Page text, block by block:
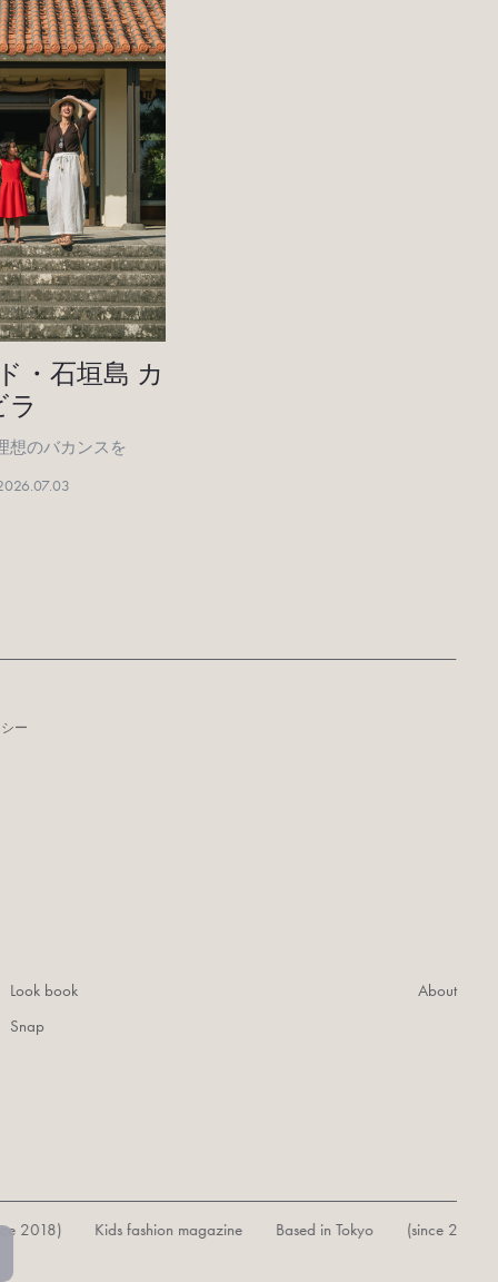
・石垣島 カ
ラ
想のバカンスを
ー
Look book
Snap
About
Kids fashion magazine Based in Tokyo (since 2018)